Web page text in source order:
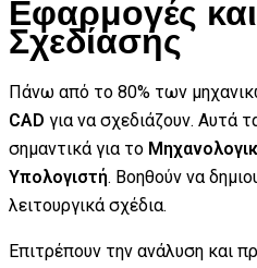
Εφαρμογές
Σχεδίασης
Πάνω από το 80% των
CAD για να σχεδιάζουν. Αυτά
σημαντικά για το
Υπολογιστή. Βοηθούν να
λειτουργικά σχέδια.
Επιτρέπουν την ανάλυση και